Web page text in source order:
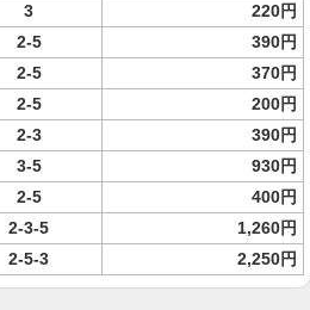
3
220円
2-5
390円
2-5 370円
2-5
200円
2-3
390円
3-5
930円
2-5
400円
2-3-5
1,260円
2-5-3 2,250円